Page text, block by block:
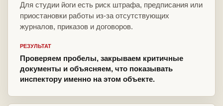
Для студии йоги есть риск штрафа, предписания или
приостановки работы из-за отсутствующих
журналов, приказов и договоров.
РЕЗУЛЬТАТ
Проверяем пробелы, закрываем критичные
документы и объясняем, что показывать
инспектору именно на этом объекте.